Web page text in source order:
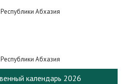
Абхазия
Абхазия
календарь 2026